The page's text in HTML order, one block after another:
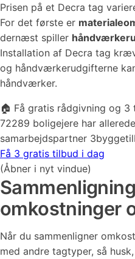
Prisen på et Decra tag
For det første er
dernæst spiller
Installation af Decra tag
og håndværkerudgifterne
håndværker.
🏠 Få gratis rådgivning og 3
72289 boligejere har
samarbejdspartner
Få 3 gratis tilbud i dag
(Åbner i nyt vindue)
omkostninger
Når du sammenligner
med andre tagtyper, så